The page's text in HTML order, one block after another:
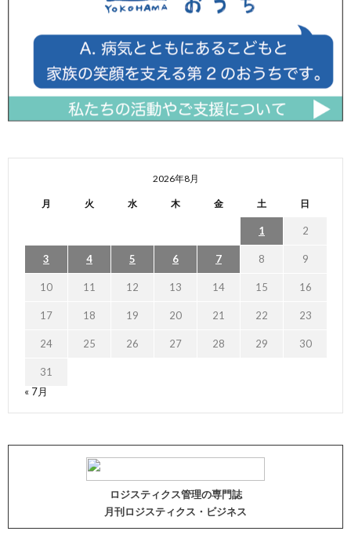
2026年8月
月 火 水 木 金 土 日
1 2
3 4 5 6 7 8 9
10 11 12 13 14 15 16
17 18 19 20 21 22 23
24 25 26 27 28 29 30
31
« 7月
ロジスティクス管理の専門誌
月刊ロジスティクス・ビジネス